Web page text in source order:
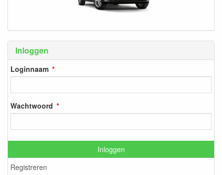
Inloggen
Loginnaam
Wachtwoord
Inloggen
Registreren